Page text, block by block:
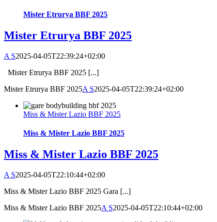
Mister Etrurya BBF 2025
Mister Etrurya BBF 2025
A S2025-04-05T22:39:24+02:00
Mister Etrurya BBF 2025 [...]
Mister Etrurya BBF 2025A S2025-04-05T22:39:24+02:00
Miss & Mister Lazio BBF 2025
Miss & Mister Lazio BBF 2025
Miss & Mister Lazio BBF 2025
A S2025-04-05T22:10:44+02:00
Miss & Mister Lazio BBF 2025 Gara [...]
Miss & Mister Lazio BBF 2025A S2025-04-05T22:10:44+02:00